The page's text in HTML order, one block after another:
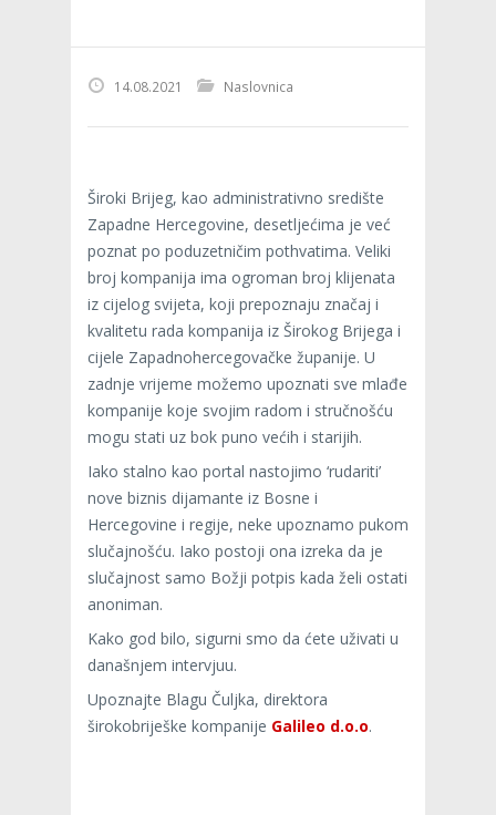
14.08.2021 Naslovnica
Široki Brijeg, kao administrativno središte
Zapadne Hercegovine, desetljećima je već
poznat po poduzetničim pothvatima. Veliki
broj kompanija ima ogroman broj klijenata
iz cijelog svijeta, koji prepoznaju značaj i
kvalitetu rada kompanija iz Širokog Brijega i
cijele Zapadnohercegovačke županije. U
zadnje vrijeme možemo upoznati sve mlađe
kompanije koje svojim radom i stručnošću
mogu stati uz bok puno većih i starijih.
Iako stalno kao portal nastojimo ‘rudariti’
nove biznis dijamante iz Bosne i
Hercegovine i regije, neke upoznamo pukom
slučajnošću. Iako postoji ona izreka da je
slučajnost samo Božji potpis kada želi ostati
anoniman.
Kako god bilo, sigurni smo da ćete uživati u
današnjem intervjuu.
Upoznajte Blagu Čuljka, direktora
širokobriješke kompanije Galileo d.o.o.